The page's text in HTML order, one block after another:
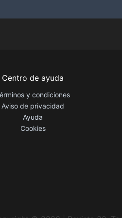
Centro de ayuda
y condiciones
Aviso de privacidad
Ayuda
Cookies